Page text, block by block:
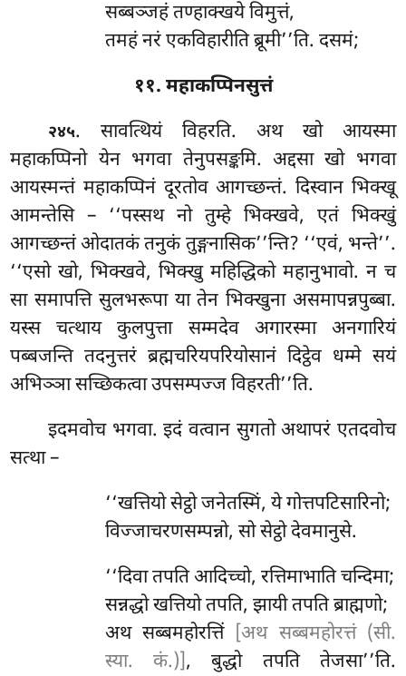
सब्बञ्जहं तण्हाक्खये विमुत्तं,
तमहं नरं एकविहारीति ब्रूमी’’ति. दसमं;
११. महाकप्पिनसुत्तं
२४५. सावत्थियं विहरति. अथ खो आयस्मा
महाकप्पिनो येन भगवा तेनुपसङ्कमि. अद्दसा खो भगवा
आयस्मन्तं महाकप्पिनं दूरतोव आगच्छन्तं. दिस्वान भिक्खू
आमन्तेसि – ‘‘पस्सथ नो तुम्हे भिक्खवे, एतं भिक्खुं
आगच्छन्तं ओदातकं तनुकं तुङ्गनासिक’’न्ति? ‘‘एवं, भन्ते’’.
‘‘एसो खो, भिक्खवे, भिक्खु महिद्धिको महानुभावो. न च
सा समापत्ति सुलभरूपा या तेन भिक्खुना असमापन्नपुब्बा.
यस्स चत्थाय कुलपुत्ता सम्मदेव अगारस्मा अनगारियं
पब्बजन्ति तदनुत्तरं ब्रह्मचरियपरियोसानं दिट्ठेव धम्मे सयं
अभिञ्ञा सच्छिकत्वा उपसम्पज्ज विहरती’’ति.
इदमवोच भगवा. इदं वत्वान सुगतो अथापरं एतदवोच
सत्था –
‘‘खत्तियो सेट्ठो जनेतस्मिं, ये गोत्तपटिसारिनो;
विज्जाचरणसम्पन्नो, सो सेट्ठो देवमानुसे.
‘‘दिवा तपति आदिच्चो, रत्तिमाभाति चन्दिमा;
सन्नद्धो खत्तियो तपति, झायी तपति ब्राह्मणो;
अथ सब्बमहोरत्तिं [अथ सब्बमहोरत्तं (सी.
स्या. कं.)], बुद्धो तपति तेजसा’’ति.